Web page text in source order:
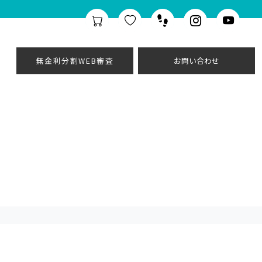
無金利分割WEB審査 お問い合わせ